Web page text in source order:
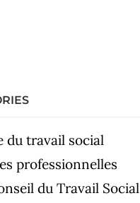
du travail social
professionnelles
du Travail Social